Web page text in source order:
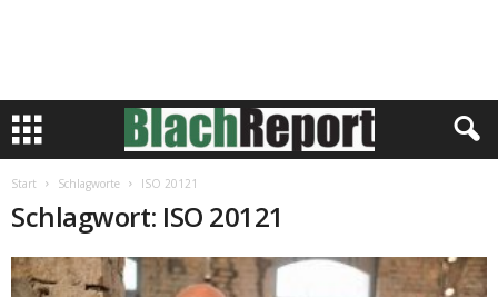
Start Schlagworte ISO 20121
Schlagwort: ISO 20121